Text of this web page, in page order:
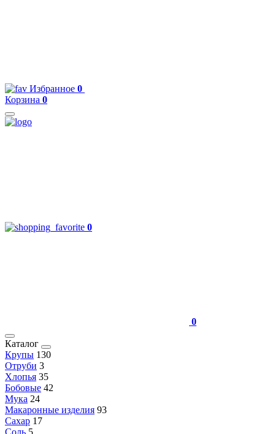
Избранное 0
Корзина 0
0
0
Каталог
Крупы 130
Отруби 3
Хлопья 35
Бобовые 42
Мука 24
Макаронные изделия 93
Сахар 17
Соль 5